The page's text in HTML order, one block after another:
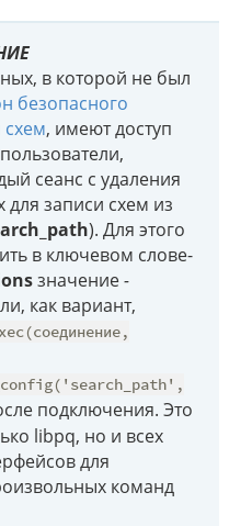
в которой не был
безопасного
схем, имеют доступ
сеанс с удаления
записи схем из
). Для этого
в ключевом слове-
значение-
как вариант,
подключения. Это
libpq, но и всех
для
команд